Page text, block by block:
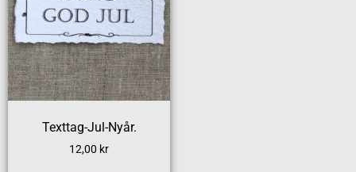
Texttag-Jul-Nyår.
12,00 kr